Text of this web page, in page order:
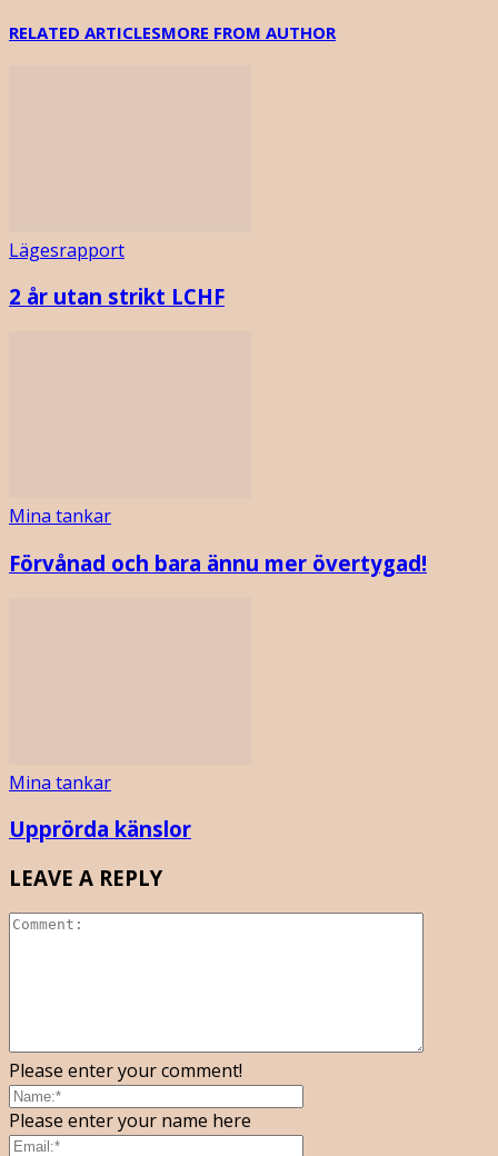
RELATED ARTICLESMORE FROM AUTHOR
Lägesrapport
2 år utan strikt LCHF
Mina tankar
Förvånad och bara ännu mer övertygad!
Mina tankar
Upprörda känslor
LEAVE A REPLY
Please enter your comment!
Please enter your name here